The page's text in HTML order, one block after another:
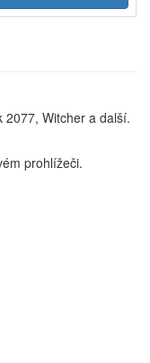
2077, Witcher a další.
prohlížeči.